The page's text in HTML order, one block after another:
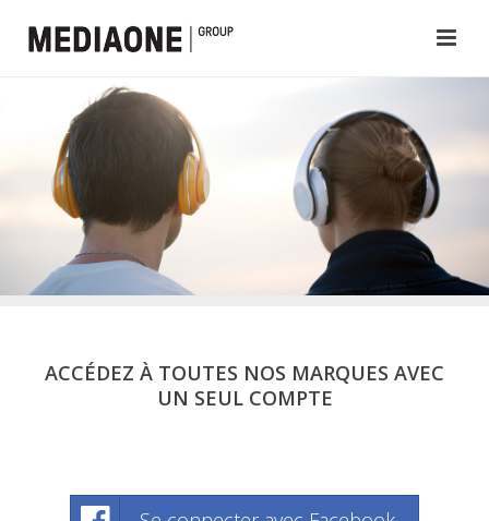
ACCÉDEZ À TOUTES NOS MARQUES AVEC
UN SEUL COMPTE